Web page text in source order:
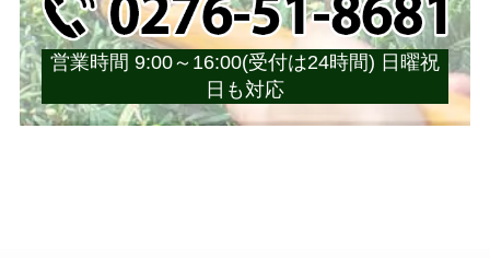
営業時間 9:00～16:00(受付は24時間) 日曜祝
日も対応